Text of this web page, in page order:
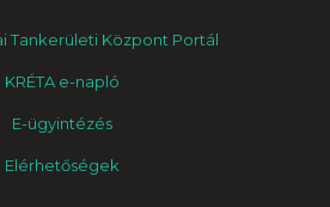
Tankerületi Központ Portál
KRÉTA e-napló
E-ügyintézés
Elérhetőségek